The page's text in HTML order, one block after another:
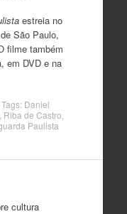
estreia no
São Paulo,
filme também
em DVD e na
Daniel
Riba de Castro
Paulista
cultura